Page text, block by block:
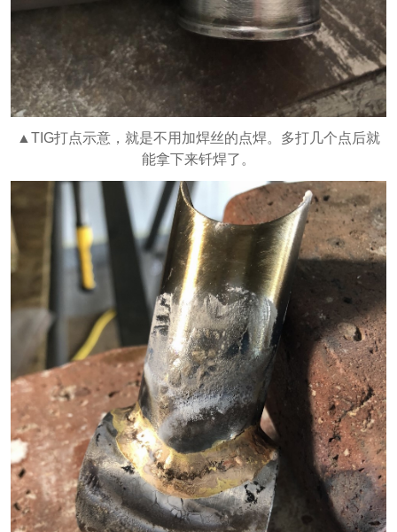
▲TIG打点示意，就是不用加焊丝的点焊。多打几个点后就
能拿下来钎焊了。